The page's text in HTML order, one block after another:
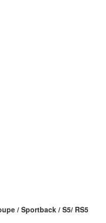
/ Sportback / S5/ RS5